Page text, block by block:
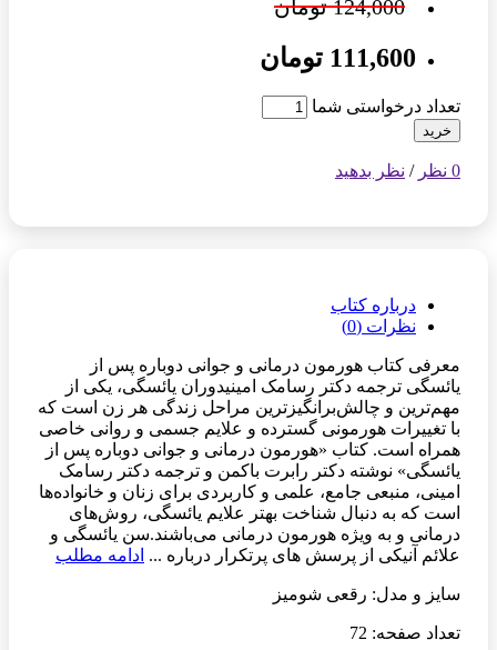
124,000 تومان
111,600 تومان
تعداد درخواستی شما
خرید
0 نظر / نظر بدهید
درباره کتاب
نظرات (0)
معرفی کتاب هورمون درمانی و جوانی دوباره پس از
یائسگی ترجمه دکتر رسامک امینیدوران یائسگی، یکی از
مهم‌ترین و چالش‌برانگیزترین مراحل زندگی هر زن است که
با تغییرات هورمونی گسترده و علایم جسمی و روانی خاصی
همراه است. کتاب «هورمون درمانی و جوانی دوباره پس از
یائسگی» نوشته دکتر رابرت باکمن و ترجمه دکتر رسامک
امینی، منبعی جامع، علمی و کاربردی برای زنان و خانواده‌ها
است که به دنبال شناخت بهتر علایم یائسگی، روش‌های
درمانی و به ویژه هورمون درمانی می‌باشند.سن یائسگی و
علائم آنیکی از پرسش های پرتکرار درباره ... ادامه مطلب
سایز و مدل: رقعی شومیز
تعداد صفحه: 72